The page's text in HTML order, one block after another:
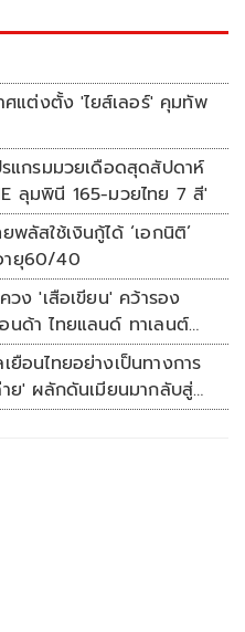
ศแต่งตั้ง 'ไยส์เลอร์' คุมทัพ
แกรมมวยเดือดสุดสัปดาห์
ลุมพินี 165-มวยไทย 7 สี'
พลัสใช้เงินกู้ได้ ‘เอกนิติ’
ายุ60/40
ง 'เสือเขียน' คว้ารอง
ด้า ไทยแลนด์ ทาเลนต์
อนไทยอย่างเป็นทางการ
ย' ผลักดันเมียนมากลับสู่